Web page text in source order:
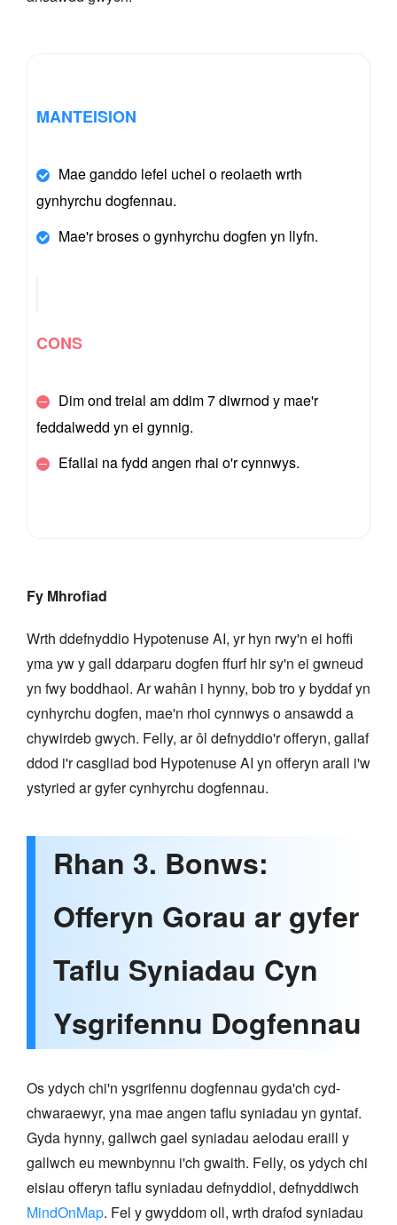
MANTEISION
Mae ganddo lefel uchel o reolaeth wrth
gynhyrchu dogfennau.
Mae'r broses o gynhyrchu dogfen yn llyfn.
CONS
Dim ond treial am ddim 7 diwrnod y mae'r
feddalwedd yn ei gynnig.
Efallai na fydd angen rhai o'r cynnwys.
Fy Mhrofiad
Wrth ddefnyddio Hypotenuse AI, yr hyn rwy'n ei hoffi
yma yw y gall ddarparu dogfen ffurf hir sy'n ei gwneud
yn fwy boddhaol. Ar wahân i hynny, bob tro y byddaf yn
cynhyrchu dogfen, mae'n rhoi cynnwys o ansawdd a
chywirdeb gwych. Felly, ar ôl defnyddio'r offeryn, gallaf
ddod i'r casgliad bod Hypotenuse AI yn offeryn arall i'w
ystyried ar gyfer cynhyrchu dogfennau.
Rhan 3. Bonws:
Offeryn Gorau ar gyfer
Taflu Syniadau Cyn
Ysgrifennu Dogfennau
Os ydych chi'n ysgrifennu dogfennau gyda'ch cyd-
chwaraewyr, yna mae angen taflu syniadau yn gyntaf.
Gyda hynny, gallwch gael syniadau aelodau eraill y
gallwch eu mewnbynnu i'ch gwaith. Felly, os ydych chi
eisiau offeryn taflu syniadau defnyddiol, defnyddiwch
MindOnMap. Fel y gwyddom oll, wrth drafod syniadau